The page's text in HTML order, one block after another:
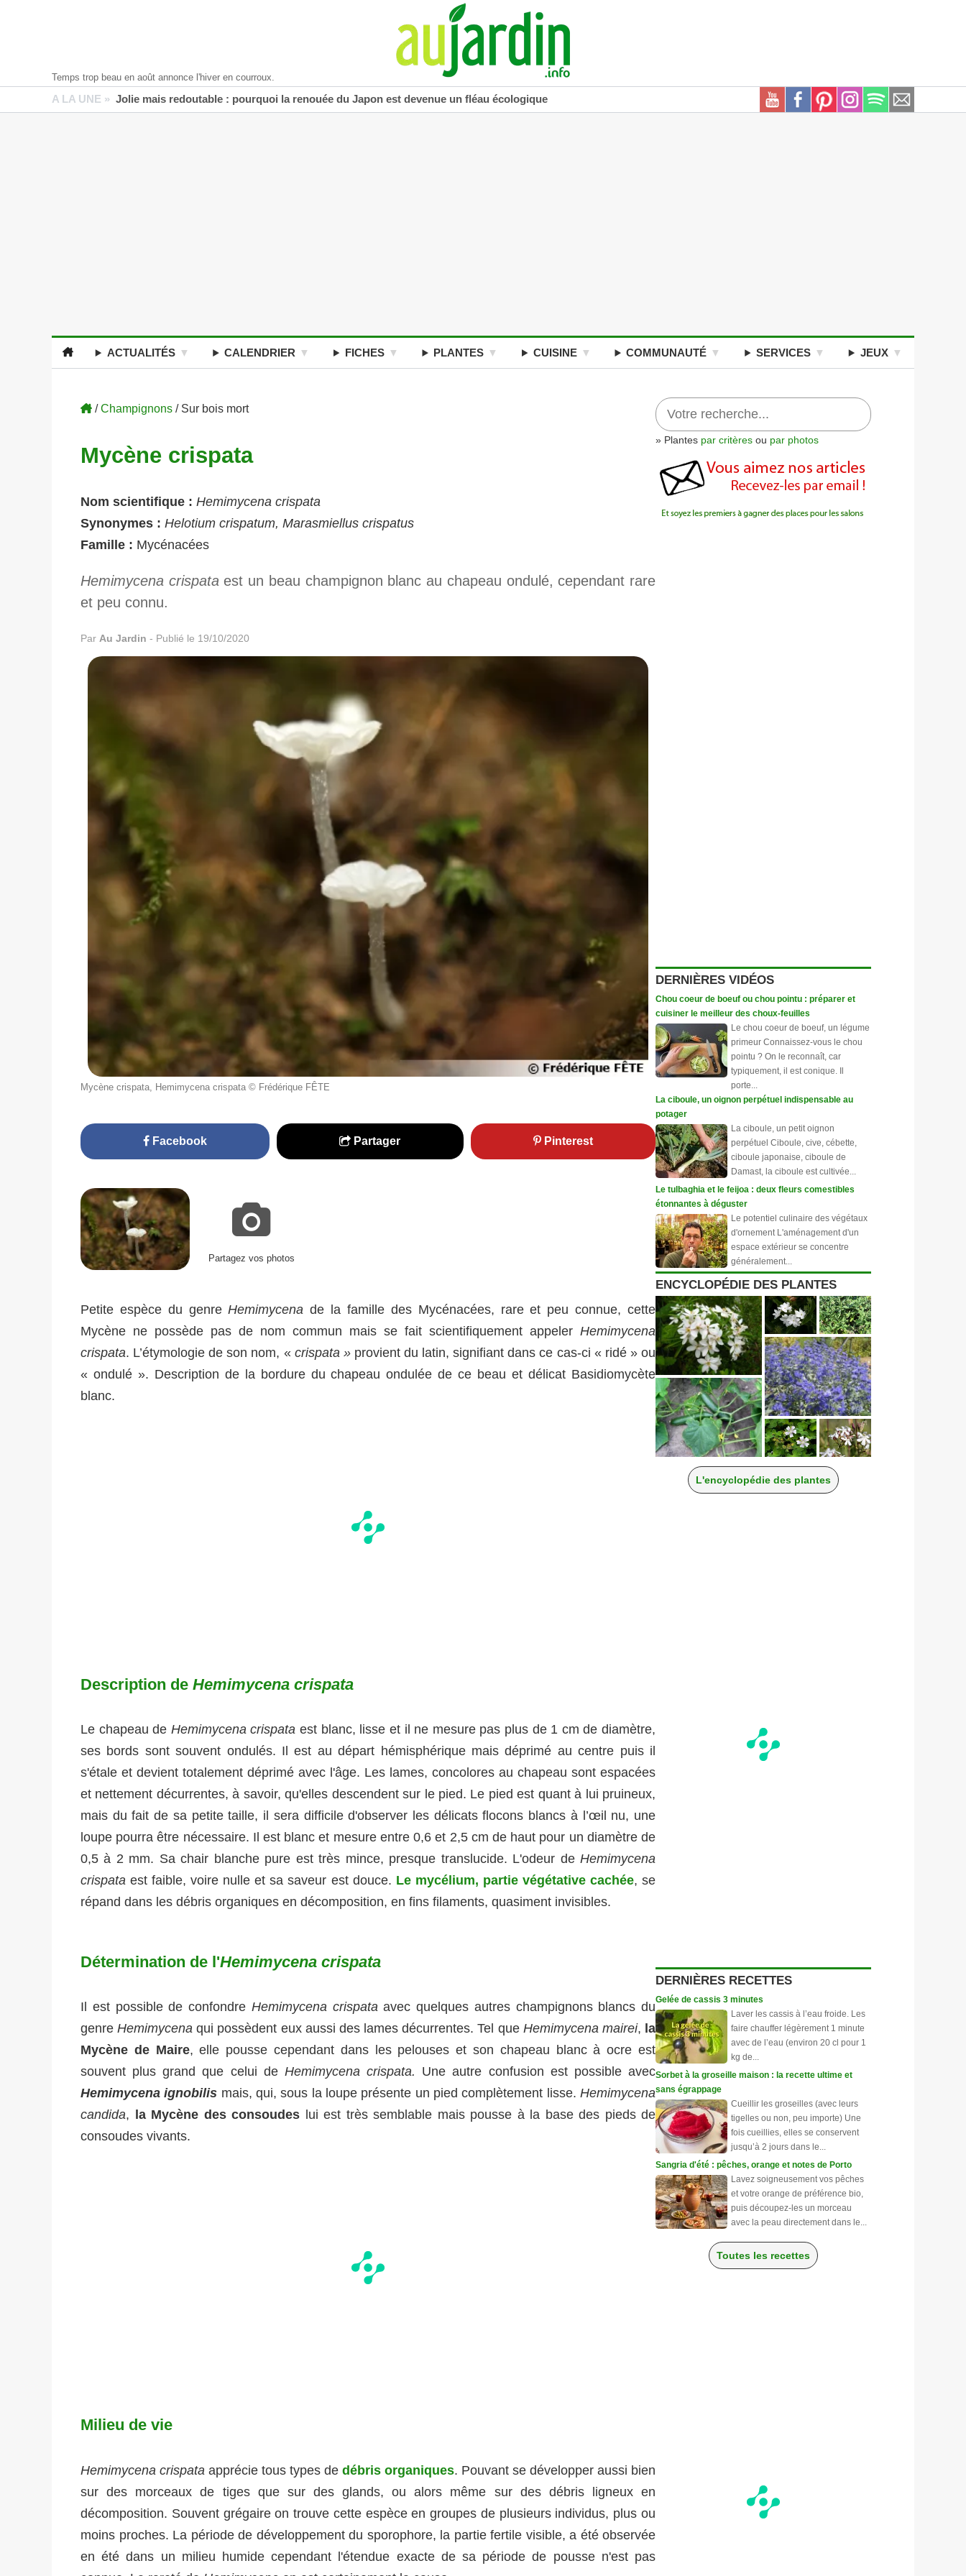
Temps trop beau en août annonce l'hiver en courroux.
A LA UNE » Jolie mais redoutable : pourquoi la renouée du Japon est devenue un fléau écologique
ACTUALITÉS CALENDRIER FICHES PLANTES CUISINE COMMUNAUTÉ SERVICES JEUX
/Champignons / Sur bois mort
Mycène crispata
Nom scientifique : Hemimycena crispata
Synonymes : Helotium crispatum, Marasmiellus crispatus
Famille : Mycénacées
Hemimycena crispata est un beau champignon blanc au chapeau ondulé, cependant rare
et peu connu.
Par Au Jardin - Publié le 19/10/2020
Mycène crispata, Hemimycena crispata © Frédérique FÊTE
Facebook Partager Pinterest
Partagez vos photos
Petite espèce du genreHemimycena de la famille des Mycénacées, rare et peu connue, cette
Mycène ne possède pas de nom commun mais se fait scientifiquement appeler Hemimycena
crispata. L’étymologie de son nom, « crispata »provient du latin, signifiant dans ce cas-ci « ridé » ou
« ondulé ». Description de la bordure du chapeau ondulée de ce beau et délicat Basidiomycète
blanc.
Description de Hemimycena crispata
Le chapeau de Hemimycena crispataest blanc, lisse et il ne mesure pas plus de 1 cm de diamètre,
ses bords sont souvent ondulés. Il est au départ hémisphérique mais déprimé au centre puis il
s'étale et devient totalement déprimé avec l'âge. Les lames, concolores au chapeau sont espacées
et nettement décurrentes, à savoir, qu'elles descendent sur le pied. Le pied est quant à lui pruineux,
mais du fait de sa petite taille, il sera difficile d'observer les délicats flocons blancs à l’œil nu, une
loupe pourra être nécessaire. Il est blanc et mesure entre 0,6 et 2,5 cm de haut pour un diamètre de
0,5 à 2 mm. Sa chair blanche pure est très mince, presque translucide. L'odeur de Hemimycena
crispataest faible, voire nulle et sa saveur est douce. Le mycélium, partie végétative cachée, se
répand dans les débris organiques en décomposition, en fins filaments, quasiment invisibles.
Détermination de l'Hemimycena crispata
Il est possible de confondre Hemimycena crispataavec quelques autres champignons blancs du
genreHemimycena qui possèdent eux aussi des lames décurrentes. Tel que Hemimycena mairei, la
Mycène de Maire, elle pousse cependant dans les pelouses et son chapeau blanc à ocre est
souvent plus grand que celui de Hemimycena crispata. Une autre confusion est possible avec
Hemimycena ignobilis mais, qui, sous la loupe présente un pied complètement lisse.Hemimycena
candida, la Mycène des consoudes lui est très semblable mais pousse à la base des pieds de
consoudes vivants.
Milieu de vie
Hemimycena crispata apprécie tous types de débris organiques. Pouvant se développer aussi bien
sur des morceaux de tiges que sur des glands, ou alors même sur des débris ligneux en
décomposition. Souvent grégaire on trouve cette espèce en groupes de plusieurs individus, plus ou
moins proches. La période de développement du sporophore, la partie fertile visible, a été observée
en été dans un milieu humide cependant l'étendue exacte de sa période de pousse n'est pas
» Plantes par critères ou par photos
DERNIÈRES VIDÉOS
Chou coeur de boeuf ou chou pointu : préparer et
cuisiner le meilleur des choux-feuilles
Le chou coeur de boeuf, un légume
primeur Connaissez-vous le chou
pointu ? On le reconnaît, car
typiquement, il est conique. Il
porte...
La ciboule, un oignon perpétuel indispensable au
potager
La ciboule, un petit oignon
perpétuel Ciboule, cive, cébette,
ciboule japonaise, ciboule de
Damast, la ciboule est cultivée...
Le tulbaghia et le feijoa : deux fleurs comestibles
étonnantes à déguster
Le potentiel culinaire des végétaux
d'ornement L'aménagement d'un
espace extérieur se concentre
généralement...
ENCYCLOPÉDIE DES PLANTES
L'encyclopédie des plantes
DERNIÈRES RECETTES
Gelée de cassis 3 minutes
Laver les cassis à l’eau froide. Les
faire chauffer légèrement 1 minute
avec de l’eau (environ 20 cl pour 1
kg de...
Sorbet à la groseille maison : la recette ultime et
sans égrappage
Cueillir les groseilles (avec leurs
tigelles ou non, peu importe) Une
fois cueillies, elles se conservent
jusqu’à 2 jours dans le...
Sangria d'été : pêches, orange et notes de Porto
Lavez soigneusement vos pêches
et votre orange de préférence bio,
puis découpez-les un morceau
avec la peau directement dans le...
Toutes les recettes